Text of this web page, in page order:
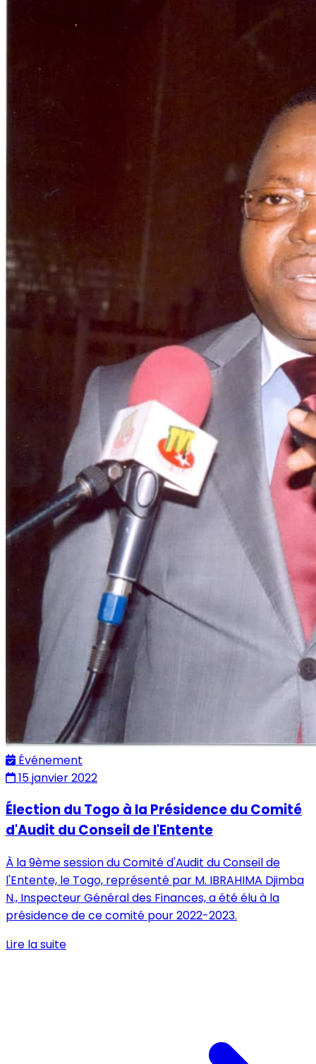
Événement
15 janvier 2022
Élection du Togo à la Présidence du Comité
d'Audit du Conseil de l'Entente
À la 9ème session du Comité d'Audit du Conseil de
l'Entente, le Togo, représenté par M. IBRAHIMA Djimba
N., Inspecteur Général des Finances, a été élu à la
présidence de ce comité pour 2022-2023.
Lire la suite